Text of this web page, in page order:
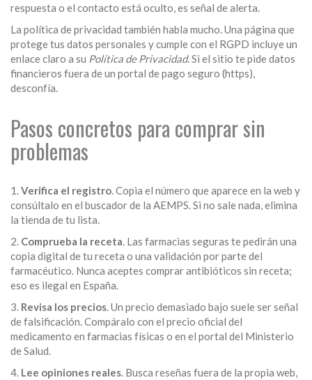
respuesta o el contacto está oculto, es señal de alerta.
La política de privacidad también habla mucho. Una página que
protege tus datos personales y cumple con el RGPD incluye un
enlace claro a su Política de Privacidad. Si el sitio te pide datos
financieros fuera de un portal de pago seguro (https),
desconfía.
Pasos concretos para comprar sin
problemas
1.Verifica el registro. Copia el número que aparece en la web y
consúltalo en el buscador de la AEMPS. Si no sale nada, elimina
la tienda de tu lista.
2. Comprueba la receta. Las farmacias seguras te pedirán una
copia digital de tu receta o una validación por parte del
farmacéutico. Nunca aceptes comprar antibióticos sin receta;
eso es ilegal en España.
3. Revisa los precios. Un precio demasiado bajo suele ser señal
de falsificación. Compáralo con el precio oficial del
medicamento en farmacias físicas o en el portal del Ministerio
de Salud.
4. Lee opiniones reales. Busca reseñas fuera de la propia web,